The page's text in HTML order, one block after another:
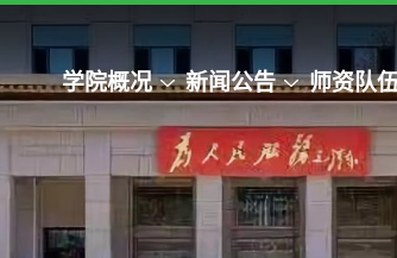
学院概况 新闻公告 师资队